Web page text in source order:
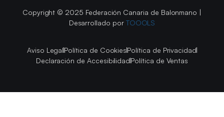
Copyright © 2025 Federación Canaria de Balonmano |
Desarrollado por TOOOLS
Aviso LegalPolítica de CookiesPolítica de Privacidad
Declaración de AccesibilidadPolítica de Ventas